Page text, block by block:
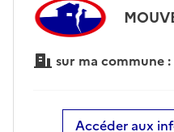
sur ma commune :
Accéder aux